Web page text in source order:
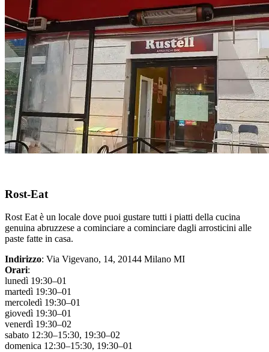
Rost-Eat
Rost Eat è un locale dove puoi gustare tutti i piatti della cucina
genuina abruzzese a cominciare a cominciare dagli arrosticini alle
paste fatte in casa.
Indirizzo: Via Vigevano, 14, 20144 Milano MI
Orari:
lunedì 19:30–01
martedì 19:30–01
mercoledì 19:30–01
giovedì 19:30–01
venerdì 19:30–02
sabato 12:30–15:30, 19:30–02
domenica 12:30–15:30, 19:30–01